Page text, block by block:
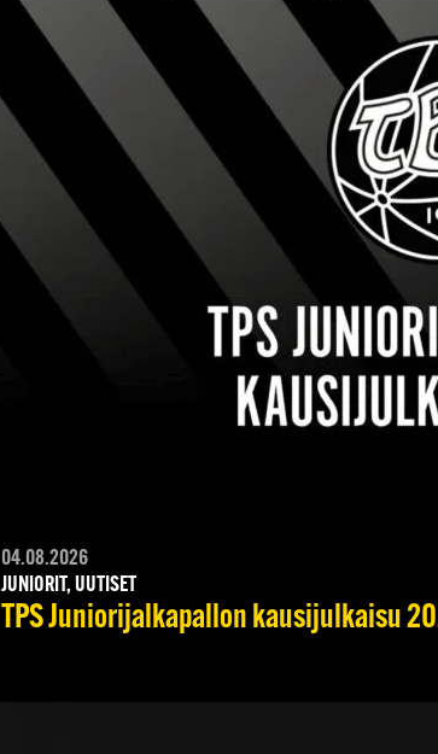
04.08.2026
JUNIORIT, UUTISET
TPS Juniorijalkapallon kausijulkaisu